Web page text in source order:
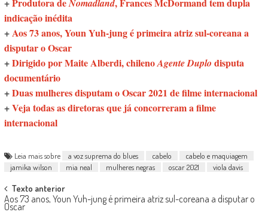
+Produtora deNomadland, Frances McDormand tem dupla
indicação inédita
+Aos 73 anos, Youn Yuh-jung é primeira atriz sul-coreana a
disputar o Oscar
+Dirigido por Maite Alberdi, chilenoAgente Duplo disputa
documentário
+Duas mulheres disputam o Oscar 2021 de filme internacional
+Veja todas as diretoras que já concorreram a filme
internacional
Leia mais sobre a voz suprema do blues cabelo
cabelo e maquiagem
jamika wilson
mia neal mulheres negras oscar 2021 viola davis
Post
navigation
Texto anterior
Aos 73 anos, Youn Yuh-jung é primeira atriz sul-coreana a disputar o
Oscar